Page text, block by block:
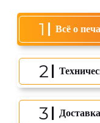
1 Всё о
2
3